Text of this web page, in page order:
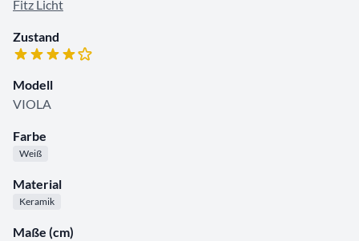
Fitz Licht
Zustand
Modell
VIOLA
Farbe
Weiß
Material
Keramik
Maße (cm)